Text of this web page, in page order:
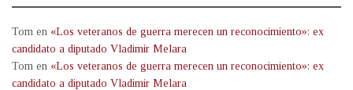
Tom en «Los veteranos de guerra merecen un reconocimiento»: ex
candidato a diputado Vladimir Melara
Tom en «Los veteranos de guerra merecen un reconocimiento»: ex
candidato a diputado Vladimir Melara